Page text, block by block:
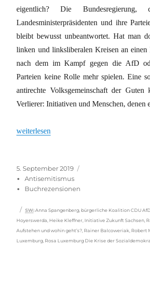
eigentlich? Die Bundesregierung,
Landesministerpräsidenten und ihre
bleibt bewusst unbeantwortet. Hat man
linken und linksliberalen Kreisen an einen
nach dem im Kampf gegen die AfD
Parteien keine Rolle mehr spielen. Eine
antirechte Volksgemeinschaft der Guten
Verlierer: Initiativen und Menschen, denen
„Die Linke: Der eigentliche Verlierer in
weiterlesen
Veröffentlicht
am
5. September 2019
Antisemitismus
Buchrezensionen
Schlagwörter
SW: Anna Spangenberg, bürgerliche Koalition CDU
Hoyerswerda, Heike Kleffner, Initiative Zukunft Sachsen,
Aufstehen und wohin geht’s?, Rainer Balcoweriak, Robert
Luxemburg, Rosa Luxemburg Die Krise der